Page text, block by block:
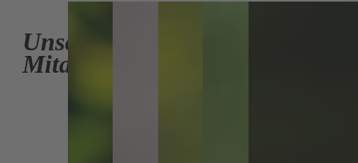
Unsere
Mitarbeiter:innen